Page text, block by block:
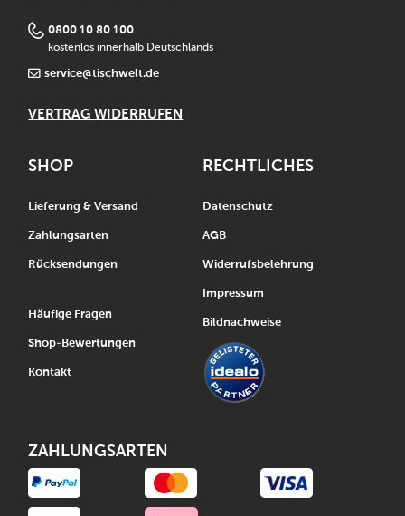
0800 10 80 100
kostenlos innerhalb Deutschlands
service@tischwelt.de
VERTRAG WIDERRUFEN
SHOP
Lieferung & Versand
Zahlungsarten
Rücksendungen
Häufige Fragen
Shop-Bewertungen
Kontakt
RECHTLICHES
Datenschutz
AGB
Widerrufsbelehrung
Impressum
Bildnachweise
ZAHLUNGSARTEN